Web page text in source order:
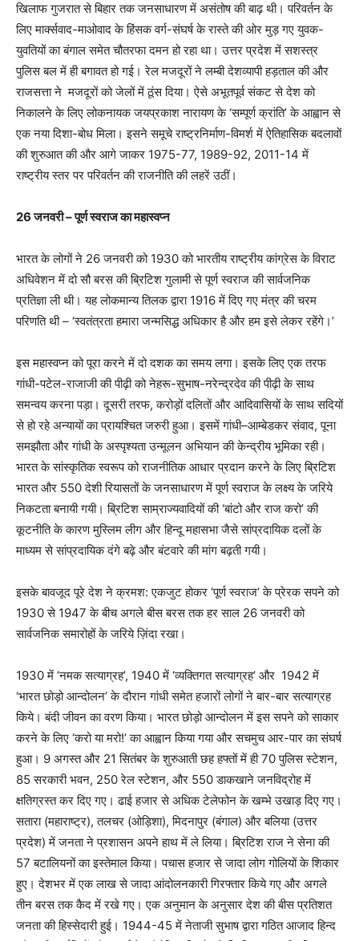
खिलाफ गुजरात से बिहार तक जनसाधारण में असंतोष की बाढ़ थी। परिवर्तन के
लिए मार्क्सवाद-माओवाद के हिंसक वर्ग-संघर्ष के रास्ते की ओर मुड़ गए युवक-
युवतियों का बंगाल समेत चौतरफा दमन हो रहा था। उत्तर प्रदेश में सशस्त्र
पुलिस बल में ही बगावत हो गई। रेल मजदूरों ने लम्बी देशव्यापी हड़ताल की और
राजसत्ता ने मजदूरों को जेलों में ठूंस दिया। ऐसे अभूतपूर्व संकट से देश को
निकालने के लिए लोकनायक जयप्रकाश नारायण के ‘सम्पूर्ण क्रांति’ के आह्वान से
एक नया दिशा-बोध मिला। इसने समूचे राष्ट्रनिर्माण-विमर्श में ऐतिहासिक बदलावों
की शुरुआत की और आगे जाकर 1975-77, 1989-92, 2011-14 में
राष्ट्रीय स्तर पर परिवर्तन की राजनीति की लहरें उठीं।
26 जनवरी – पूर्ण स्वराज का महास्वप्न
भारत के लोगों ने 26 जनवरी को 1930 को भारतीय राष्ट्रीय कांग्रेस के विराट
अधिवेशन में दो सौ बरस की ब्रिटिश गुलामी से पूर्ण स्वराज की सार्वजनिक
प्रतिज्ञा ली थी। यह लोकमान्य तिलक द्वारा 1916 में दिए गए मंत्र की चरम
परिणति थी – ‘स्वतंत्रता हमारा जन्मसिद्ध अधिकार है और हम इसे लेकर रहेंगे।’
इस महास्वप्न को पूरा करने में दो दशक का समय लगा। इसके लिए एक तरफ
गांधी-पटेल-राजाजी की पीढ़ी को नेहरू-सुभाष-नरेन्द्रदेव की पीढ़ी के साथ
समन्वय करना पड़ा। दूसरी तरफ, करोड़ों दलितों और आदिवासियों के साथ सदियों
से हो रहे अन्यायों का प्रायश्चित जरुरी हुआ। इसमें गांधी–आम्बेडकर संवाद, पूना
समझौता और गांधी के अस्पृश्यता उन्मूलन अभियान की केन्द्रीय भूमिका रही।
भारत के सांस्कृतिक स्वरूप को राजनीतिक आधार प्रदान करने के लिए ब्रिटिश
भारत और 550 देशी रियासतों के जनसाधारण में पूर्ण स्वराज के लक्ष्य के जरिये
निकटता बनायी गयी। ब्रिटिश साम्राज्यवादियों की ‘बांटो और राज करो’ की
कूटनीति के कारण मुस्लिम लीग और हिन्दू महासभा जैसे सांप्रदायिक दलों के
माध्यम से सांप्रदायिक दंगे बढ़े और बंटवारे की मांग बढ़ती गयी।
इसके बावजूद पूरे देश ने क्रमश: एकजुट होकर ‘पूर्ण स्वराज’ के प्रेरक सपने को
1930 से 1947 के बीच अगले बीस बरस तक हर साल 26 जनवरी को
सार्वजनिक समारोहों के जरिये ज़िंदा रखा।
1930 में ‘नमक सत्याग्रह’, 1940 में ‘व्यक्तिगत सत्याग्रह’ और 1942 में
‘भारत छोड़ो आन्दोलन’ के दौरान गांधी समेत हजारों लोगों ने बार-बार सत्याग्रह
किये। बंदी जीवन का वरण किया। भारत छोड़ो आन्दोलन में इस सपने को साकार
करने के लिए ‘करो या मरो!’ का आह्वान किया गया और सचमुच आर-पार का संघर्ष
हुआ। 9 अगस्त और 21 सितंबर के शुरुआती छह हफ्तों में ही 70 पुलिस स्टेशन,
85 सरकारी भवन, 250 रेल स्टेशन, और 550 डाकखाने जनविद्रोह में
क्षतिग्रस्त कर दिए गए। ढाई हजार से अधिक टेलेफोन के खम्भे उखाड़ दिए गए।
सतारा (महाराष्ट्र), तलचर (ओड़िशा), मिदनापुर (बंगाल) और बलिया (उत्तर
प्रदेश) में जनता ने प्रशासन अपने हाथ में ले लिया। ब्रिटिश राज ने सेना की
57 बटालियनों का इस्तेमाल किया। पचास हजार से जादा लोग गोलियों के शिकार
हुए। देशभर में एक लाख से जादा आंदोलनकारी गिरफ्तार किये गए और अगले
तीन बरस तक कैद में रखे गए। एक अनुमान के अनुसार देश की बीस प्रतिशत
जनता की हिस्सेदारी हुई। 1944-45 में नेताजी सुभाष द्वारा गठित आजाद हिन्द